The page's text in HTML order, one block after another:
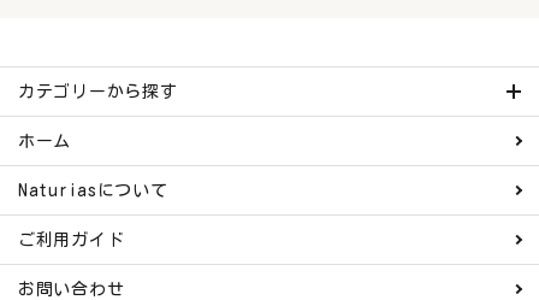
カテゴリーから探す
ホーム
Naturiasについて
ご利用ガイド
お問い合わせ